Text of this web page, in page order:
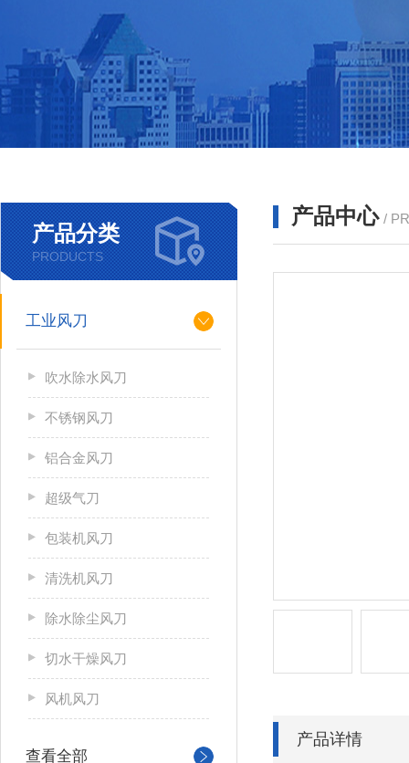
产品分类
PRODUCTS
工业风刀
吹水除水风刀
不锈钢风刀
铝合金风刀
超级气刀
包装机风刀
清洗机风刀
除水除尘风刀
切水干燥风刀
风机风刀
查看全部
产品中心 /
产品详情